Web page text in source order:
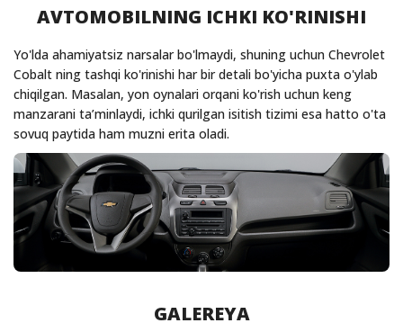
AVTOMOBILNING ICHKI KO'RINISHI
Yo'lda ahamiyatsiz narsalar bo'lmaydi, shuning uchun Chevrolet
Cobalt ning tashqi ko'rinishi har bir detali bo'yicha puxta o'ylab
chiqilgan. Masalan, yon oynalari orqani ko'rish uchun keng
manzarani ta’minlaydi, ichki qurilgan isitish tizimi esa hatto o'ta
sovuq paytida ham muzni erita oladi.
GALEREYA